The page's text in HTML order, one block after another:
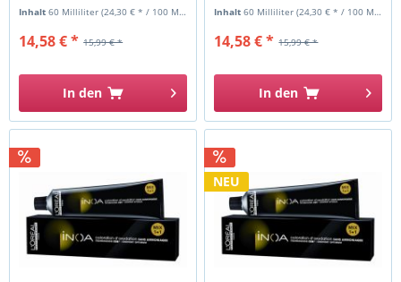
Inhalt60 Milliliter(24,30 € * / 100 Milliliter)
15,99 € *
14,58 € *
In den
Inhalt60 Milliliter(24,30 € * / 100 Milliliter)
15,99 € *
14,58 € *
In den
NEU